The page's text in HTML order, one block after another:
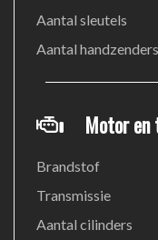
Aantal sleutels
Aantal handzenders
Motor en
Brandstof
Transmissie
Aantal cilinders